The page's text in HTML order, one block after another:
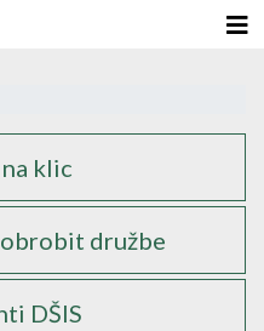
klic
družbe
DŠIS